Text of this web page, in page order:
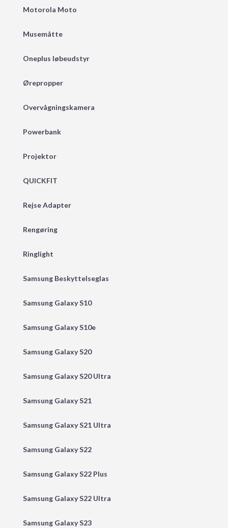
Motorola Moto
Musemåtte
Oneplus løbeudstyr
Ørepropper
Overvågningskamera
Powerbank
Projektor
QUICKFIT
Rejse Adapter
Rengøring
Ringlight
Samsung Beskyttelseglas
Samsung Galaxy S10
Samsung Galaxy S10e
Samsung Galaxy S20
Samsung Galaxy S20 Ultra
Samsung Galaxy S21
Samsung Galaxy S21 Ultra
Samsung Galaxy S22
Samsung Galaxy S22 Plus
Samsung Galaxy S22 Ultra
Samsung Galaxy S23